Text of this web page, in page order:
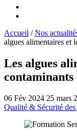
Accueil /Nos
algues alimentaires et
Les algues
contaminants
06 Fév 2024 25 mars
Qualité & Sécurité